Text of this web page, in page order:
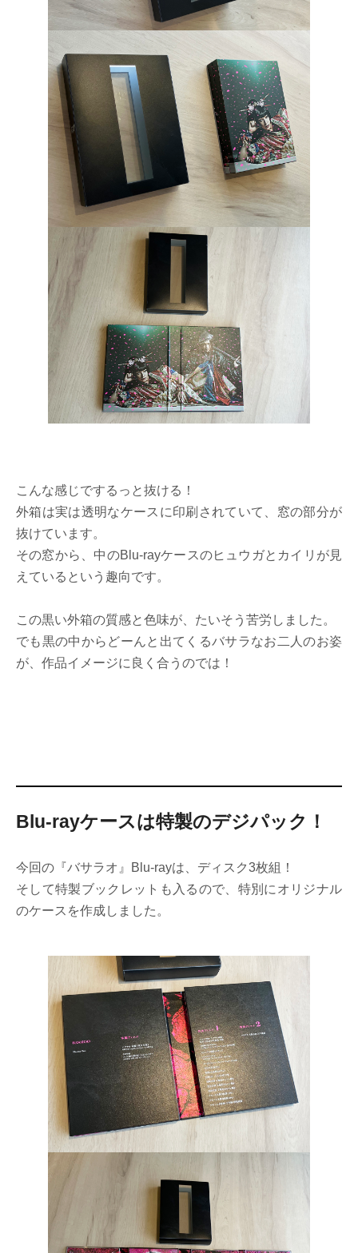
こんな感じでするっと抜ける！
外箱は実は透明なケースに印刷されていて、窓の部分が
抜けています。
その窓から、中のBlu-rayケースのヒュウガとカイリが見
えているという趣向です。
この黒い外箱の質感と色味が、たいそう苦労しました。
でも黒の中からどーんと出てくるバサラなお二人のお姿
が、作品イメージに良く合うのでは！
Blu-rayケースは特製のデジパック！
今回の『バサラオ』Blu-rayは、ディスク3枚組！
そして特製ブックレットも入るので、特別にオリジナル
のケースを作成しました。